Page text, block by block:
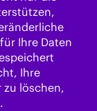
Ihre Daten
Ihre
löschen,